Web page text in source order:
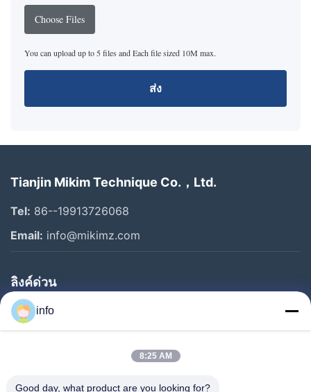
Choose Files
You can upload up to 5 files and Each file sized 10M max.
ส่ง
Tianjin Mikim Technique Co.，Ltd.
Tel: 86--19913726068
Email: info@mikimz.com
ลิงค์ด่วน
บ้าน
สินค้า
เกี่ยวกับเรา
info
8:25 AM
Good day, what product are you looking for?